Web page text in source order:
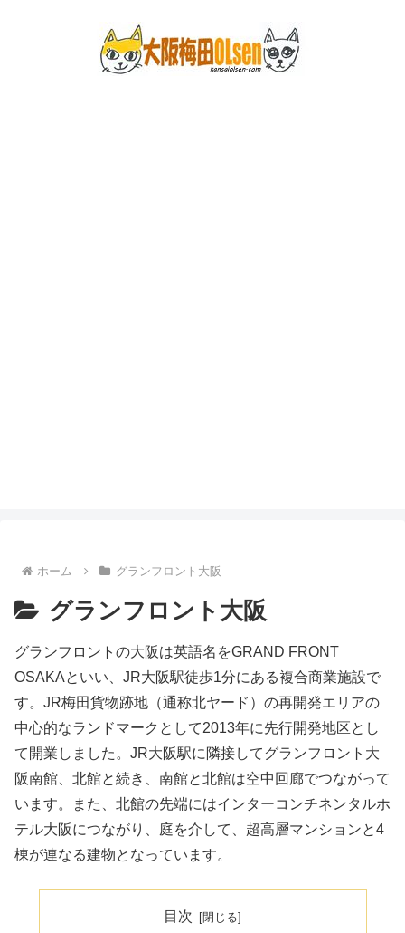
ホーム グランフロント大阪
グランフロント大阪
グランフロントの大阪は英語名をGRAND FRONT
OSAKAといい、JR大阪駅徒歩1分にある複合商業施設で
す。JR梅田貨物跡地（通称北ヤード）の再開発エリアの
中心的なランドマークとして2013年に先行開発地区とし
て開業しました。JR大阪駅に隣接してグランフロント大
阪南館、北館と続き、南館と北館は空中回廊でつながって
います。また、北館の先端にはインターコンチネンタルホ
テル大阪につながり、庭を介して、超高層マンションと4
棟が連なる建物となっています。
目次